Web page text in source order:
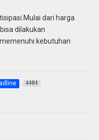
dari harga
dilakukan
kebutuhan
4484